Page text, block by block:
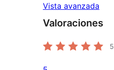
Vista avanzada
Valoraciones
5